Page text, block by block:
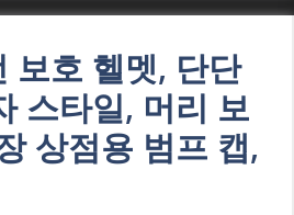
보호 헬멧, 단단
스타일, 머리 보
상점용 범프 캡,